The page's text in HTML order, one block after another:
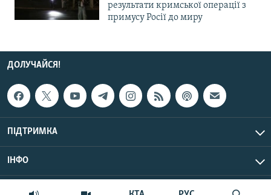
результати кримської операції з
примусу Росії до миру
ДОЛУЧАЙСЯ!
ПІДТРИМКА
ІНФО
© Крим.Реалії, 2026 | Усі права застережено.